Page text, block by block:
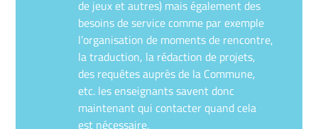
de jeux et autres) mais également des
besoins de service comme par exemple
l’organisation de moments de rencontre,
la traduction, la rédaction de projets,
des requêtes auprès de la Commune,
etc. les enseignants savent donc
maintenant qui contacter quand cela
est nécessaire.